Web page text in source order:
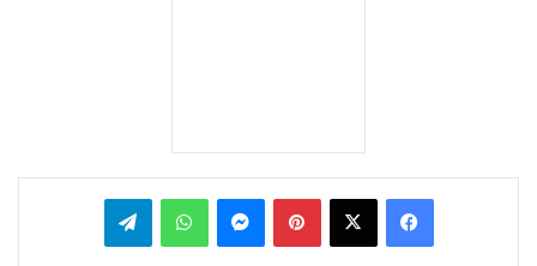
بينتيريست واتساب